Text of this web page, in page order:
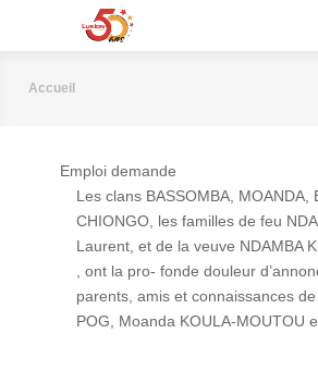
principal
Fil
Accueil
Emploi demande
Les clans BASSOMBA, MOANDA,
CHIONGO, les familles de feu
Laurent, et de la veuve NDAMBA
, ont la pro- fonde douleur
parents, amis et connaissances
POG, Moanda KOULA-MOUTOU